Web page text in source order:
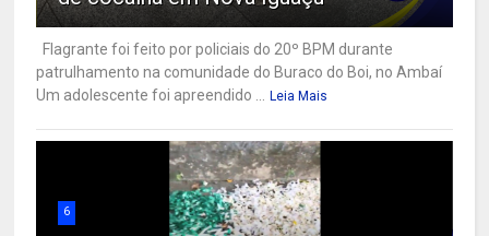
Flagrante foi feito por policiais do 20º BPM durante
patrulhamento na comunidade do Buraco do Boi, no Ambaí
Um adolescente foi apreendido ... Leia Mais
6